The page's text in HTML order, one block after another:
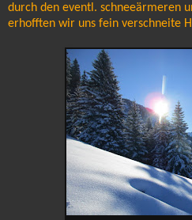
durch den eventl. schneeärmeren
erhofften wir uns fein verschneite